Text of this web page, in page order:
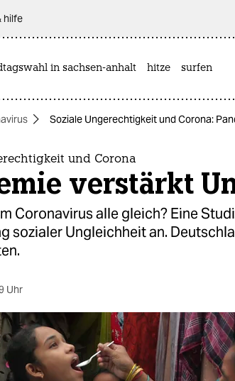
hilfe
in sachsen-anhalt hitze surfen
Soziale Ungerechtigkeit und Corona:
und Corona
verstärkt
Coronavirus alle gleich? Eine
sozialer Ungleichheit an.
Uhr